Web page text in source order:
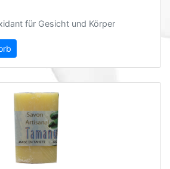
(31)
für Gesicht und Körper